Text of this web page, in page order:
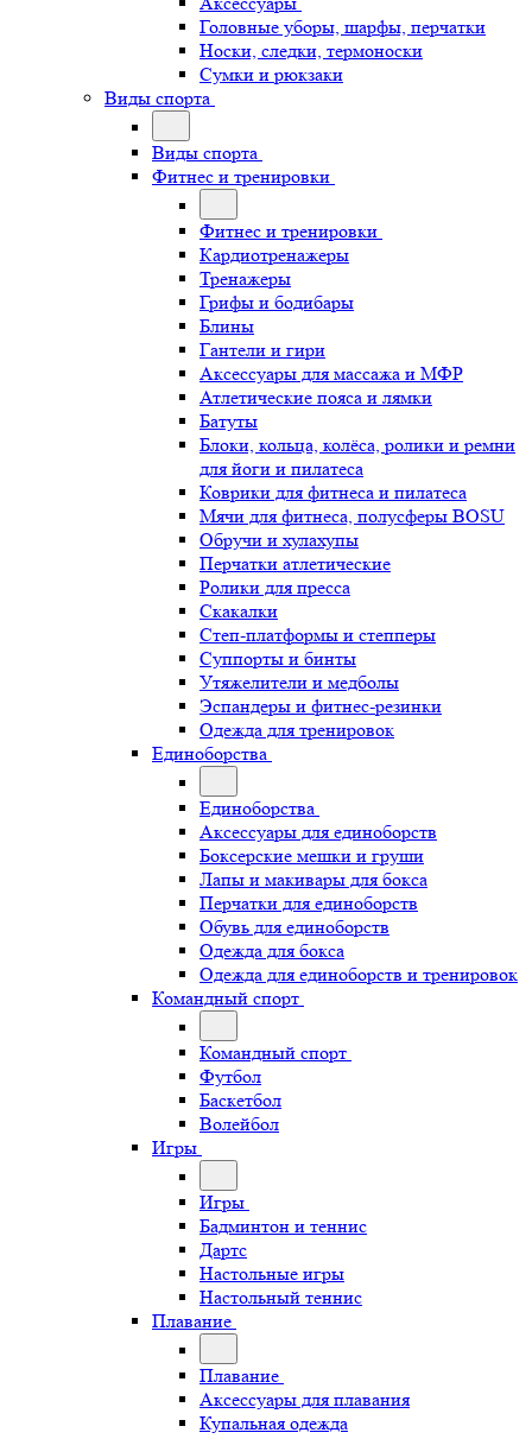
Головные уборы, шарфы, перчатки
Носки, следки, термоноски
Сумки и рюкзаки
Виды спорта
Виды спорта
Фитнес и тренировки
Фитнес и тренировки
Кардиотренажеры
Тренажеры
Грифы и бодибары
Блины
Гантели и гири
Аксессуары для массажа и МФР
Атлетические пояса и лямки
Батуты
Блоки, кольца, колёса, ролики и ремни
для йоги и пилатеса
Коврики для фитнеса и пилатеса
Мячи для фитнеса, полусферы BOSU
Обручи и хулахупы
Перчатки атлетические
Ролики для пресса
Скакалки
Степ-платформы и степперы
Суппорты и бинты
Утяжелители и медболы
Эспандеры и фитнес-резинки
Одежда для тренировок
Единоборства
Единоборства
Аксессуары для единоборств
Боксерские мешки и груши
Лапы и макивары для бокса
Перчатки для единоборств
Обувь для единоборств
Одежда для бокса
Одежда для единоборств и тренировок
Командный спорт
Командный спорт
Футбол
Баскетбол
Волейбол
Игры
Игры
Бадминтон и теннис
Дартс
Настольные игры
Настольный теннис
Плавание
Плавание
Аксессуары для плавания
Купальная одежда